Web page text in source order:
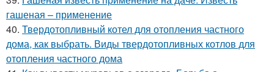
гашеная – применение
40. Твердотопливный котел для отопления частного
дома, как выбрать. Виды твердотопливных котлов для
отопления частного дома